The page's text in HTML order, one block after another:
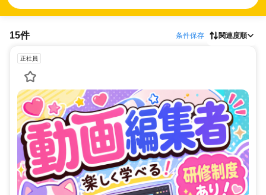
15件 条件保存 関連度順
正社員